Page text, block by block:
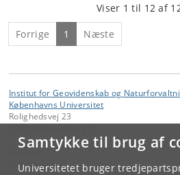
Samtykke til brug af
Universitetet bruger
Viser 1 til 12 af
Forrige 1 Næste
Institut for Geovidenskab og
Københavns Universitet
Rolighedsvej 23
Videntjenesten